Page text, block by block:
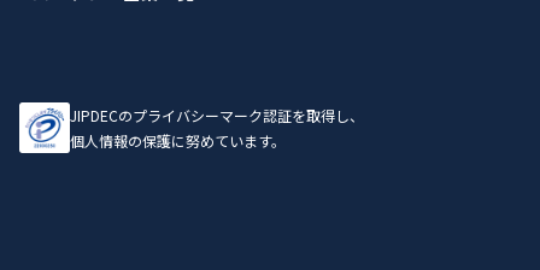
JIPDECのプライバシーマーク認証を取得し、
個人情報の保護に努めています。